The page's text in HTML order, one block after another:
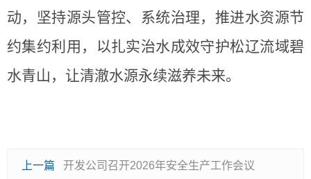
动，坚持源头管控、系统治理，推进水资源节
约集约利用，以扎实治水成效守护松辽流域碧
水青山，让清澈水源永续滋养未来。
上一篇 开发公司召开2026年安全生产工作会议